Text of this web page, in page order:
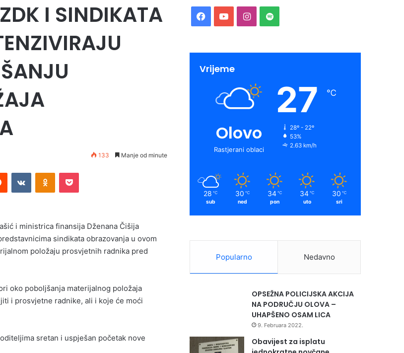
I SINDIKATA
133 Manje od minute
Reddit VKontakteOdnoklassniki
Pocket
i ministrica finansija Dženana Čišija
sindikata obrazovanja u ovom
položaju prosvjetnih radnika pred
oko poboljšanja materijalnog položaja
i prosvjetne radnike, ali i koje će moći
sretan i uspješan početak nove
Facebook
YouTubeInstagram
Spotify
Vrijeme
Olovo
Rastjerani oblaci
27 ℃
28º - 22º
53%
2.63 km/h
28 ℃
sub
30 ℃
ned
34 ℃
pon
34 ℃
uto
30 ℃
sri
Popularno Nedavno
OPSEŽNA POLICIJSKA AKCIJA
NA PODRUČJU OLOVA –
UHAPŠENO OSAM LICA
9. Februara 2022.
Obavijest za isplatu